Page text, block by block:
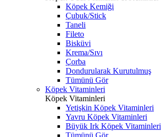
Köpek Kemiği
Çubuk/Stick
Taneli
Fileto
Bisküvi
Krema/Sıvı
Çorba
Dondurularak Kurutulmuş
Tümünü Gör
Köpek Vitaminleri
Köpek Vitaminleri
Yetişkin Köpek Vitaminleri
Yavru Köpek Vitaminleri
Büyük Irk Köpek Vitaminleri
Tümünü Gör